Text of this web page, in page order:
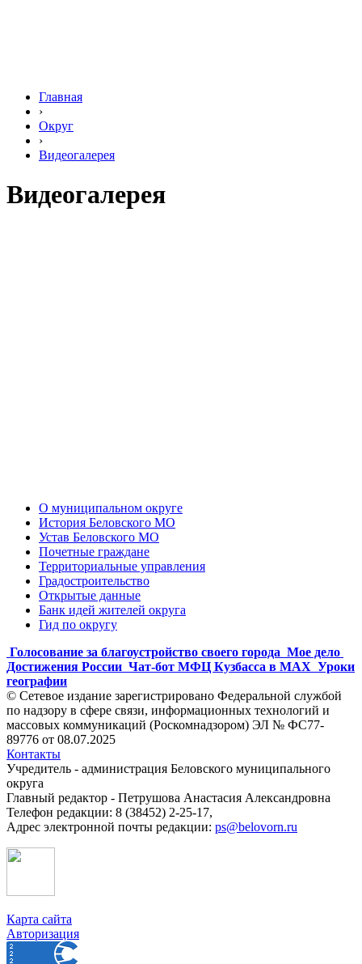
Главная
›
Округ
›
Видеогалерея
Видеогалерея
О муниципальном округе
История Беловского МО
Устав Беловского МО
Почетные граждане
Территориальные управления
Градостроительство
Открытые данные
Банк идей жителей округа
Гид по округу
Голосование за благоустройство своего города Мое дело
Достижения России Чат-бот МФЦ Кузбасса в MAX Уроки
географии
© Сетевое издание зарегистрировано Федеральной службой
по надзору в сфере связи, информационных технологий и
массовых коммуникаций (Роскомнадзором) ЭЛ № ФС77-
89776 от 08.07.2025
Контакты
Учредитель - администрация Беловского муниципального
округа
Главный редактор - Петрушова Анастасия Александровна
Телефон редакции: 8 (38452) 2-25-17,
Адрес электронной почты редакции: ps@belovorn.ru
Карта сайта
Авторизация